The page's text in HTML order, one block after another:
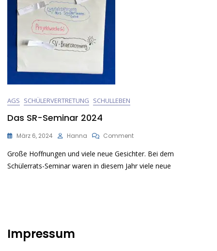
AGS SCHÜLERVERTRETUNG SCHULLEBEN
Das SR-Seminar 2024
März 6, 2024 Hanna CommentOn
SR-
Seminar
Große Hoffnungen und viele neue Gesichter. Bei dem
Schülerrats-Seminar waren in diesem Jahr viele neue
Impressum